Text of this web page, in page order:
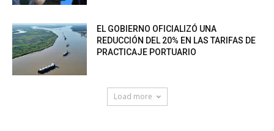
EL GOBIERNO OFICIALIZÓ UNA
REDUCCIÓN DEL 20% EN LAS TARIFAS DE
PRACTICAJE PORTUARIO
Load more